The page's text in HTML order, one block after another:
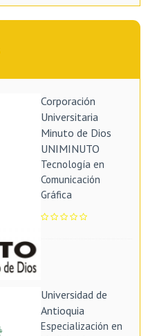
Corporación
Universitaria
Minuto de Dios
UNIMINUTO
Tecnología en
Comunicación
Gráfica
Universidad de
Antioquia
Especialización en